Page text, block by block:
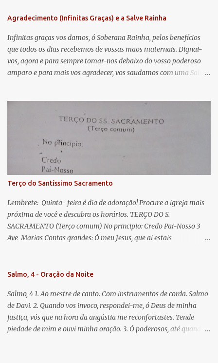
t
á
r
i
o
Agradecimento (Infinitas Graças) e a Salve Rainha
Infinitas graças vos damos, ó Soberana Rainha, pelos benefícios
que todos os dias recebemos de vossas mãos maternais. Dignai-
vos, agora e para sempre tomar-nos debaixo do vosso poderoso
amparo e para mais vos agradecer, vos saudamos com uma Salve
lágrimas. Eia, pois, Advogada nossa, estes vossos olhos
misericordiosos a nós volvei, e depois deste desterro, mostrai-nos
Jesus. Bendito é o fruto do vosso ventre, ó clemente, ó piedosa, ó
doce e sempre Virgem Maria. Rogai por nós Santa Mãe de Deus.
Para que sejamos dignos das promessas de Cristo. Amém.
Terço do Santíssimo Sacramento
Lembrete: Quinta- feira é dia de adoração! Procure a igreja mais
próxima de você e descubra os horários. TERÇO DO S.
SACRAMENTO (Terço comum) No principio: Credo Pai-Nosso 3
Ave-Marias Contas grandes: Ó meu Jesus, que ai estais
Vós morra eu! Nas contas pequenas: Sacramento de Amor!
que nos salva, dá-nos Vossa força, Vosso perdão e a Vossa
misericórdia. (no fim) Rezar 3 vezes: Louvores e graças se deem a
cada momento ao Santíssimo e Diviníssimo Sacramento.
Salmo, 4 - Oração da Noite
Salmo, 4 1. Ao mestre de canto. Com instrumentos de corda. Salmo
de Davi. 2. Quando vos invoco, respondei-me, ó Deus de minha
justiça, vós que na hora da angústia me reconfortastes. Tende
piedade de mim e ouvi minha oração. 3. Ó poderosos, até quando